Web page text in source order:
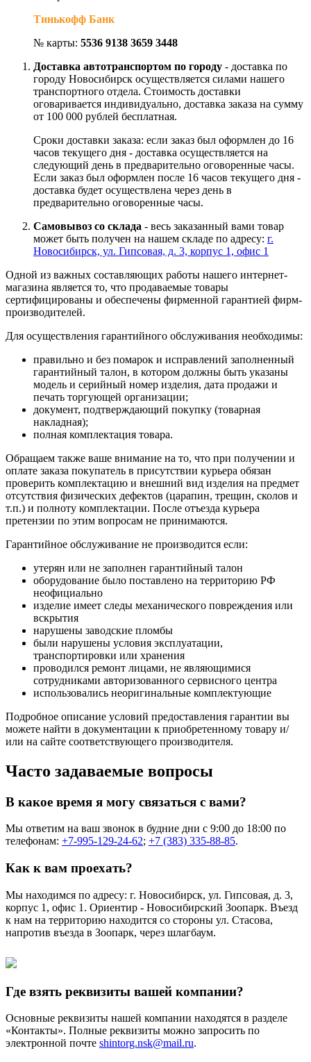
Тинькофф Банк
№ карты: 5536 9138 3659 3448
Доставка автотранспортом по городу - доставка по
городу Новосибирск осуществляется силами нашего
транспортного отдела. Стоимость доставки
оговаривается индивидуально, доставка заказа на сумму
от 100 000 рублей бесплатная.
Сроки доставки заказа: если заказ был оформлен до 16
часов текущего дня - доставка осуществляется на
следующий день в предварительно оговоренные часы.
Если заказ был оформлен после 16 часов текущего дня -
доставка будет осуществлена через день в
предварительно оговоренные часы.
Самовывоз со склада - весь заказанный вами товар
может быть получен на нашем складе по адресу: г.
Новосибирск, ул. Гипсовая, д. 3, корпус 1, офис 1
Одной из важных составляющих работы нашего интернет-
магазина является то, что продаваемые товары
сертифицированы и обеспечены фирменной гарантией фирм-
производителей.
Для осуществления гарантийного обслуживания необходимы:
правильно и без помарок и исправлений заполненный
гарантийный талон, в котором должны быть указаны
модель и серийный номер изделия, дата продажи и
печать торгующей организации;
документ, подтверждающий покупку (товарная
накладная);
полная комплектация товара.
Обращаем также ваше внимание на то, что при получении и
оплате заказа покупатель в присутствии курьера обязан
проверить комплектацию и внешний вид изделия на предмет
отсутствия физических дефектов (царапин, трещин, сколов и
т.п.) и полноту комплектации. После отъезда курьера
претензии по этим вопросам не принимаются.
Гарантийное обслуживание не производится если:
утерян или не заполнен гарантийный талон
оборудование было поставлено на территорию РФ
неофициально
изделие имеет следы механического повреждения или
вскрытия
нарушены заводские пломбы
были нарушены условия эксплуатации,
транспортировки или хранения
проводился ремонт лицами, не являющимися
сотрудниками авторизованного сервисного центра
использовались неоригинальные комплектующие
Подробное описание условий предоставления гарантии вы
можете найти в документации к приобретенному товару и/
или на сайте соответствующего производителя.
Часто задаваемые вопросы
В какое время я могу связаться с вами?
Мы ответим на ваш звонок в будние дни с 9:00 до 18:00 по
телефонам: +7-995-129-24-62; +7 (383) 335-88-85.
Как к вам проехать?
Мы находимся по адресу: г. Новосибирск, ул. Гипсовая, д. 3,
корпус 1, офис 1. Ориентир - Новосибирский Зоопарк. Въезд
к нам на территорию находится со стороны ул. Стасова,
напротив въезда в Зоопарк, через шлагбаум.
Где взять реквизиты вашей компании?
Основные реквизиты нашей компании находятся в разделе
«Контакты». Полные реквизиты можно запросить по
электронной почте shintorg.nsk@mail.ru.